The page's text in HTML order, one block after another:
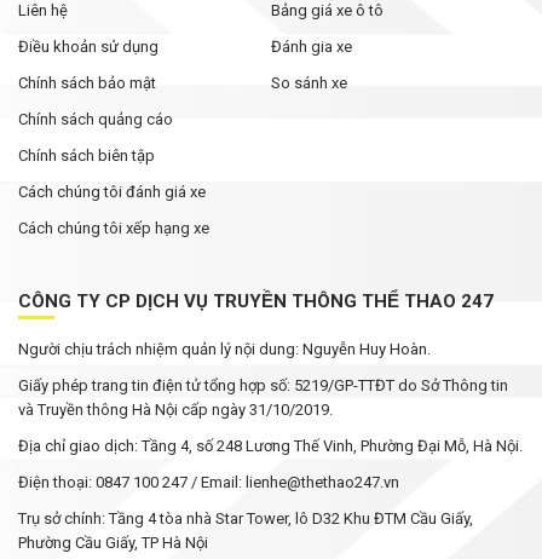
Liên hệ
Điều khoản sử dụng
Chính sách bảo mật
Chính sách quảng cáo
Chính sách biên tập
Cách chúng tôi đánh giá xe
Cách chúng tôi xếp hạng xe
Bảng giá xe ô tô
Đánh gia xe
So sánh xe
CÔNG TY CP DỊCH VỤ TRUYỀN THÔNG THỂ THAO 247
Người chịu trách nhiệm quản lý nội dung: Nguyễn Huy Hoàn.
Giấy phép trang tin điện tử tổng hợp số: 5219/GP-TTĐT do Sở Thông tin
và Truyền thông Hà Nội cấp ngày 31/10/2019.
Địa chỉ giao dịch: Tầng 4, số 248 Lương Thế Vinh, Phường Đại Mỗ, Hà Nội.
Điện thoại: 0847 100 247 / Email: lienhe@thethao247.vn
Trụ sở chính: Tầng 4 tòa nhà Star Tower, lô D32 Khu ĐTM Cầu Giấy,
Phường Cầu Giấy, TP Hà Nội